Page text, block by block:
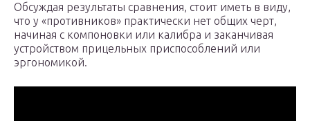
Обсуждая результаты сравнения, стоит иметь в виду,
что у «противников» практически нет общих черт,
начиная с компоновки или калибра и заканчивая
устройством прицельных приспособлений или
эргономикой.